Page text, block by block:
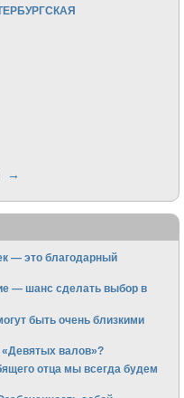
→
— это благодарный
— шанс сделать выбор в
быть очень близкими
валов»?
отца мы всегда будем